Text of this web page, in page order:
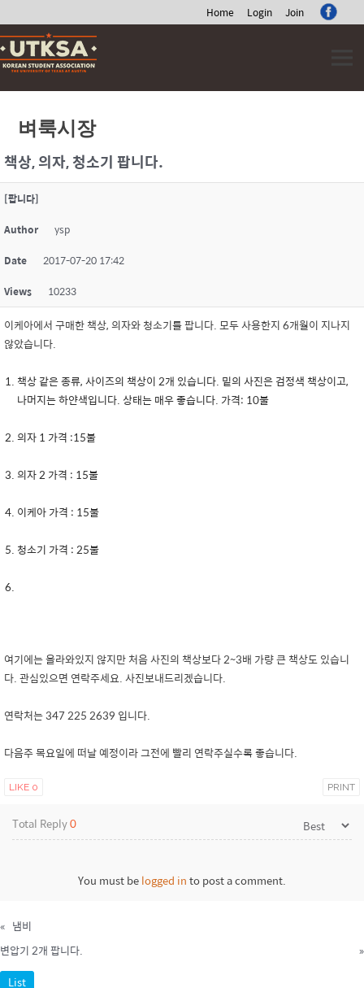
Home Login Join
Skip
to
content
벼룩시장
책상, 의자, 청소기 팝니다.
[팝니다]
Author ysp
Date 2017-07-20 17:42
Views 10233
이케아에서 구매한 책상, 의자와 청소기를 팝니다. 모두 사용한지 6개월이 지나지
않았습니다.
책상 같은 종류, 사이즈의 책상이 2개 있습니다. 밑의 사진은 검정색 책상이고,
나머지는 하얀색입니다. 상태는 매우 좋습니다. 가격: 10불
의자 1 가격 :15불
의자 2 가격 : 15불
이케아 가격 : 15불
청소기 가격 : 25불
여기에는 올라와있지 않지만 처음 사진의 책상보다 2~3배 가량 큰 책상도 있습니
다. 관심있으면 연락주세요. 사진보내드리겠습니다.
연락처는 347 225 2639 입니다.
다음주 목요일에 떠날 예정이라 그전에 빨리 연락주실수록 좋습니다.
LIKE 0 PRINT
Total Reply0
You must belogged into post a comment.
« 냄비
변압기 2개 팝니다.
»
List